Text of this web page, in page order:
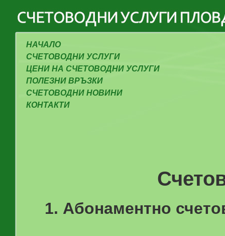
НАЧАЛО
СЧЕТОВОДНИ УСЛУГИ
ЦЕНИ НА СЧЕТОВОДНИ УСЛУГИ
ПОЛЕЗНИ ВРЪЗКИ
СЧЕТОВОДНИ НОВИНИ
КОНТАКТИ
1. Абонаментно